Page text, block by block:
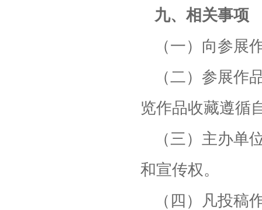
九、相关事项
（一）向参展
（二）参展作
览作品收藏遵循
（三）主办单
和宣传权。
（四）凡投稿